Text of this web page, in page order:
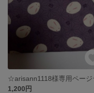
☆arisann1118様専用ペー
1,200円